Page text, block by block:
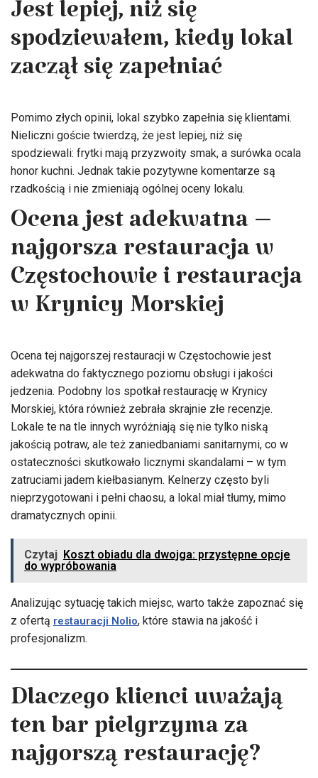
Jest lepiej, niż się
spodziewałem, kiedy lokal
zaczął się zapełniać
Pomimo złych opinii, lokal szybko zapełnia się klientami.
Nieliczni goście twierdzą, że jest lepiej, niż się
spodziewali: frytki mają przyzwoity smak, a surówka ocala
honor kuchni. Jednak takie pozytywne komentarze są
rzadkością i nie zmieniają ogólnej oceny lokalu.
Ocena jest adekwatna –
najgorsza restauracja w
Częstochowie i restauracja
w Krynicy Morskiej
Ocena tej najgorszej restauracji w Częstochowie jest
adekwatna do faktycznego poziomu obsługi i jakości
jedzenia. Podobny los spotkał restaurację w Krynicy
Morskiej, która również zebrała skrajnie złe recenzje.
Lokale te na tle innych wyróżniają się nie tylko niską
jakością potraw, ale też zaniedbaniami sanitarnymi, co w
ostateczności skutkowało licznymi skandalami – w tym
zatruciami jadem kiełbasianym. Kelnerzy często byli
nieprzygotowani i pełni chaosu, a lokal miał tłumy, mimo
dramatycznych opinii.
Czytaj Koszt obiadu dla dwojga: przystępne opcje
do wypróbowania
Analizując sytuację takich miejsc, warto także zapoznać się
z ofertą restauracji Nolio, które stawia na jakość i
profesjonalizm.
Dlaczego klienci uważają
ten bar pielgrzyma za
najgorszą restaurację?